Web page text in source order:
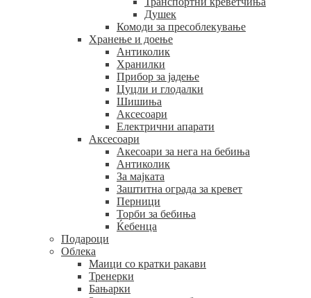
Душек
Комоди за пресоблекување
Хранење и доење
Антиколик
Хранилки
Прибор за јадење
Цуцли и глодалки
Шишиња
Аксесоари
Електрични апарати
Аксесоари
Акесоари за нега на бебиња
Антиколик
За мајката
Заштитна ограда за кревет
Перници
Торби за бебиња
Ќебенца
Подароци
Облека
Маици со кратки ракави
Тренерки
Бањарки